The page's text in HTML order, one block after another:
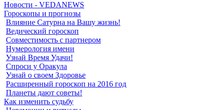
Новости - VEDANEWS
Гороскопы и прогнозы
Влияние Сатурна на Вашу жизнь!
Ведический гороскоп
Совместимость с партнером
Нумерология имени
Узнай Время Удачи!
Спроси у Оракула
Узнай о своем Здоровье
Расширенный гороскоп на 2016 год
Планеты дают советы!
Как изменить судьбу